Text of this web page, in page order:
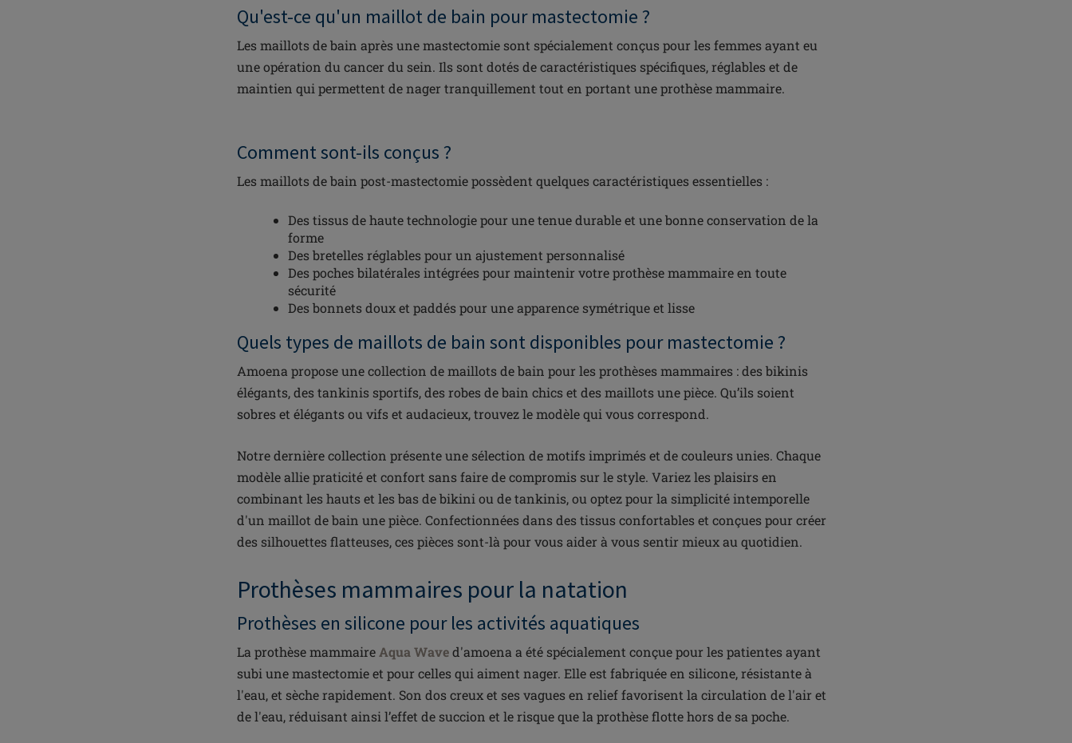
Qu'est-ce qu'un maillot de bain pour mastectomie ?
Les maillots de bain après une mastectomie sont spécialement conçus pour les femmes ayant eu
une opération du cancer du sein. Ils sont dotés de caractéristiques spécifiques, réglables et de
maintien qui permettent de nager tranquillement tout en portant une prothèse mammaire.
Comment sont-ils conçus ?
Les maillots de bain post-mastectomie possèdent quelques caractéristiques essentielles :
Des tissus de haute technologie pour une tenue durable et une bonne conservation de la
forme
Des bretelles réglables pour un ajustement personnalisé
Des poches bilatérales intégrées pour maintenir votre prothèse mammaire en toute
sécurité
Des bonnets doux et paddés pour une apparence symétrique et lisse
Quels types de maillots de bain sont disponibles pour mastectomie ?
Amoena propose une collection de maillots de bain pour les prothèses mammaires : des bikinis
élégants, des tankinis sportifs, des robes de bain chics et des maillots une pièce. Qu’ils soient
sobres et élégants ou vifs et audacieux, trouvez le modèle qui vous correspond.
Notre dernière collection présente une sélection de motifs imprimés et de couleurs unies. Chaque
modèle allie praticité et confort sans faire de compromis sur le style. Variez les plaisirs en
combinant les hauts et les bas de bikini ou de tankinis, ou optez pour la simplicité intemporelle
d'un maillot de bain une pièce. Confectionnées dans des tissus confortables et conçues pour créer
des silhouettes flatteuses, ces pièces sont-là pour vous aider à vous sentir mieux au quotidien.
Prothèses mammaires pour la natation
Prothèses en silicone pour les activités aquatiques
La prothèse mammaire Aqua Waved'amoena a été spécialement conçue pour les patientes ayant
subi une mastectomie et pour celles qui aiment nager. Elle est fabriquée en silicone, résistante à
l'eau, et sèche rapidement. Son dos creux et ses vagues en relief favorisent la circulation de l'air et
de l'eau, réduisant ainsi l’effet de succion et le risque que la prothèse flotte hors de sa poche.